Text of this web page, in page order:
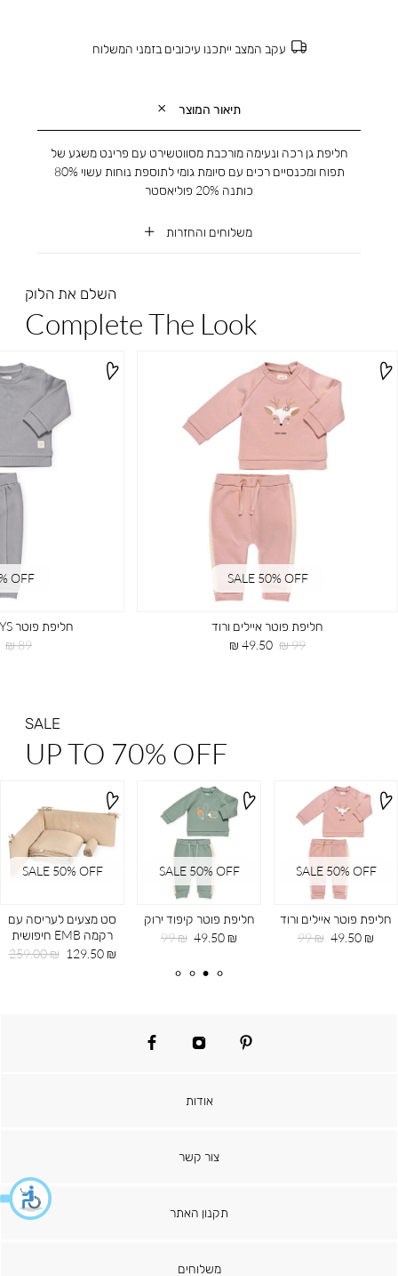
עקב המצב ייתכנו עיכובים בזמני המשלוח
תיאור המוצר
משלוחים והחזרות
חליפת גן רכה ונעימה מורכבת מסווטשירט עם פרינט משגע של
תפוח ומכנסיים רכים עם סיומת גומי לתוספת נוחות עשוי 80%
כותנה 20% פוליאסטר
השלם את הלוק
Complete The Look
SALE 50% OFF
חליפת פוטר איילים ורוד
מחיר
49.50 ₪
מחיר
99 ₪
OFF
חליפת פוטר HAPPY DAYS אפור
מחיר
89 ₪
SALE
UP TO 70% OFF
SALE 50% OFF
סט מצעים לעריסה עם
רקמה EMB חיפושית
מחיר
129.50 ₪
מחיר
259.00 ₪
SALE 50% OFF
חליפת פוטר קיפוד ירוק
מחיר
49.50 ₪
מחיר
99 ₪
SALE 50% OFF
חליפת פוטר איילים ורוד
מחיר
49.50 ₪
מחיר
99 ₪
pinterest
instagram
facebook
אודות
צור קשר
תקנון האתר
משלוחים